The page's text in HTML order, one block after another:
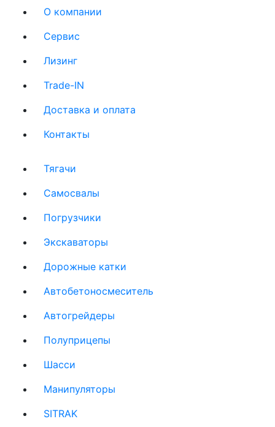
О компании
Сервис
Лизинг
Trade-IN
Доставка и оплата
Контакты
Тягачи
Cамосвалы
Погрузчики
Экскаваторы
Дорожные катки
Автобетоносмеситель
Автогрейдеры
Полуприцепы
Шасси
Манипуляторы
SITRAK